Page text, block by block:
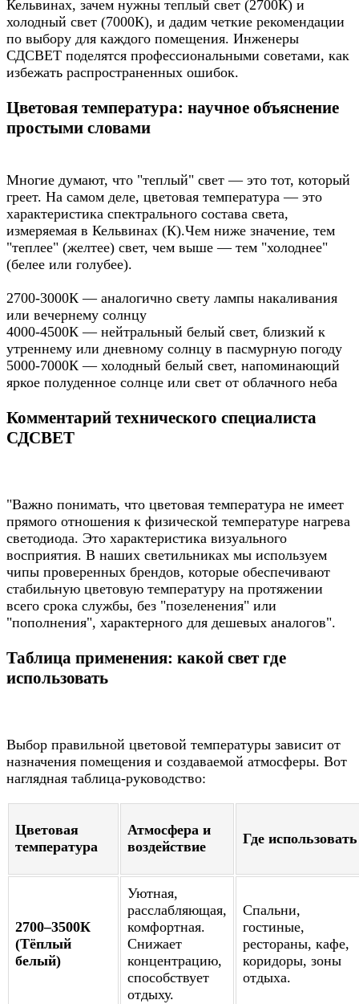
Кельвинах, зачем нужны теплый свет (2700К) и
холодный свет (7000К), и дадим четкие рекомендации
по выбору для каждого помещения. Инженеры
СДСВЕТ поделятся профессиональными советами, как
избежать распространенных ошибок.
Цветовая температура: научное объяснение
простыми словами
Многие думают, что "теплый" свет — это тот, который
греет. На самом деле, цветовая температура — это
характеристика спектрального состава света,
измеряемая в Кельвинах (К).Чем ниже значение, тем
"теплее" (желтее) свет, чем выше — тем "холоднее"
(белее или голубее).
2700-3000К — аналогично свету лампы накаливания
или вечернему солнцу
4000-4500К — нейтральный белый свет, близкий к
утреннему или дневному солнцу в пасмурную погоду
5000-7000К — холодный белый свет, напоминающий
яркое полуденное солнце или свет от облачного неба
Комментарий технического специалиста
СДСВЕТ
"Важно понимать, что цветовая температура не имеет
прямого отношения к физической температуре нагрева
светодиода. Это характеристика визуального
восприятия. В наших светильниках мы используем
чипы проверенных брендов, которые обеспечивают
стабильную цветовую температуру на протяжении
всего срока службы, без "позеленения" или
"пополнения", характерного для дешевых аналогов".
Таблица применения: какой свет где
использовать
Выбор правильной цветовой температуры зависит от
назначения помещения и создаваемой атмосферы. Вот
наглядная таблица-руководство:
Цветовая
температура
Атмосфера и
воздействие
Где использовать
2700–3500К
(Тёплый
белый)
Уютная,
расслабляющая,
комфортная.
Снижает
концентрацию,
способствует
отдыху.
Спальни,
гостиные,
рестораны, кафе,
коридоры, зоны
отдыха.